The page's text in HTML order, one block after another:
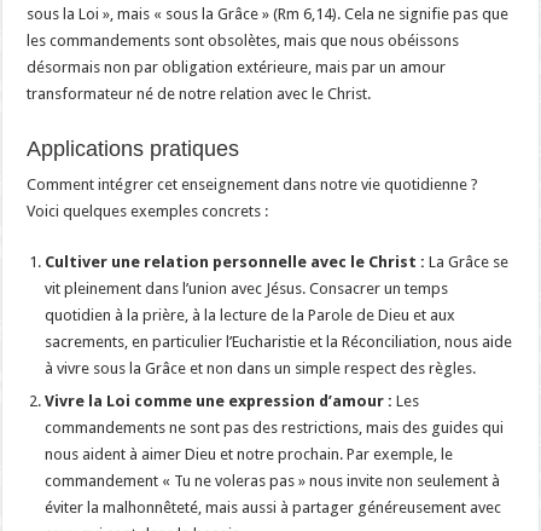
sous la Loi », mais « sous la Grâce » (Rm 6,14). Cela ne signifie pas que
les commandements sont obsolètes, mais que nous obéissons
désormais non par obligation extérieure, mais par un amour
transformateur né de notre relation avec le Christ.
Applications pratiques
Comment intégrer cet enseignement dans notre vie quotidienne ?
Voici quelques exemples concrets :
Cultiver une relation personnelle avec le Christ : La Grâce se
vit pleinement dans l’union avec Jésus. Consacrer un temps
quotidien à la prière, à la lecture de la Parole de Dieu et aux
sacrements, en particulier l’Eucharistie et la Réconciliation, nous aide
à vivre sous la Grâce et non dans un simple respect des règles.
Vivre la Loi comme une expression d’amour : Les
commandements ne sont pas des restrictions, mais des guides qui
nous aident à aimer Dieu et notre prochain. Par exemple, le
commandement « Tu ne voleras pas » nous invite non seulement à
éviter la malhonnêteté, mais aussi à partager généreusement avec